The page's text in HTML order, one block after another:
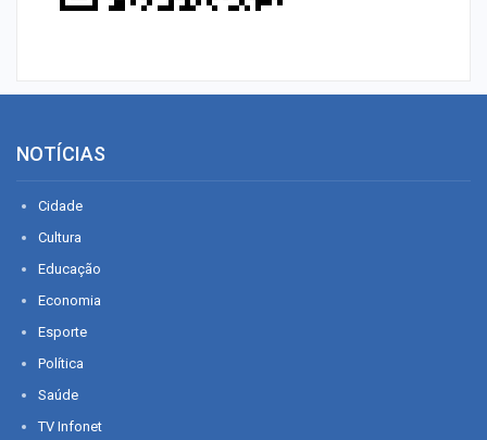
NOTÍCIAS
Cidade
Cultura
Educação
Economia
Esporte
Política
Saúde
TV Infonet